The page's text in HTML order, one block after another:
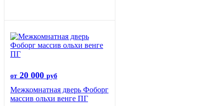
от 20 000 руб
Межкомнатная дверь Фоборг
массив ольхи венге ПГ